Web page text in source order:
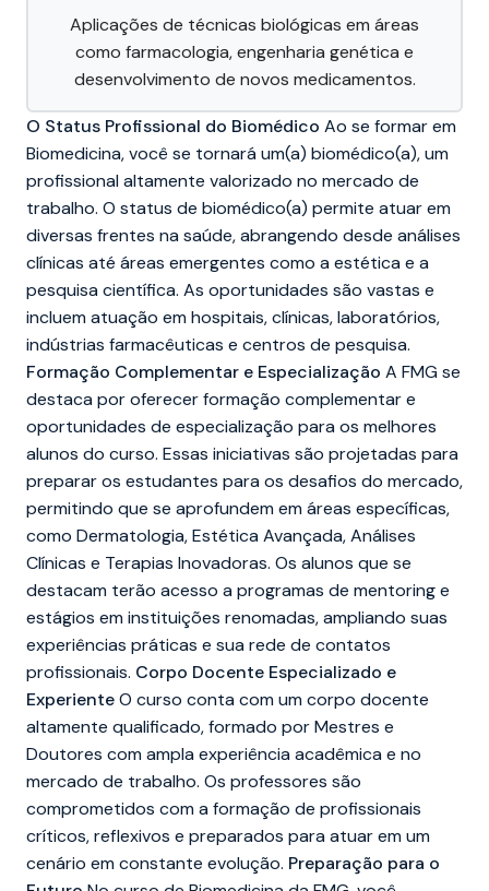
Aplicações de técnicas biológicas em áreas
como farmacologia, engenharia genética e
desenvolvimento de novos medicamentos.
O Status Profissional do Biomédico Ao se formar em
Biomedicina, você se tornará um(a) biomédico(a), um
profissional altamente valorizado no mercado de
trabalho. O status de biomédico(a) permite atuar em
diversas frentes na saúde, abrangendo desde análises
clínicas até áreas emergentes como a estética e a
pesquisa científica. As oportunidades são vastas e
incluem atuação em hospitais, clínicas, laboratórios,
indústrias farmacêuticas e centros de pesquisa.
Formação Complementar e Especialização A FMG se
destaca por oferecer formação complementar e
oportunidades de especialização para os melhores
alunos do curso. Essas iniciativas são projetadas para
preparar os estudantes para os desafios do mercado,
permitindo que se aprofundem em áreas específicas,
como Dermatologia, Estética Avançada, Análises
Clínicas e Terapias Inovadoras. Os alunos que se
destacam terão acesso a programas de mentoring e
estágios em instituições renomadas, ampliando suas
experiências práticas e sua rede de contatos
profissionais. Corpo Docente Especializado e
ExperienteO curso conta com um corpo docente
altamente qualificado, formado por Mestres e
Doutores com ampla experiência acadêmica e no
mercado de trabalho. Os professores são
comprometidos com a formação de profissionais
críticos, reflexivos e preparados para atuar em um
cenário em constante evolução. Preparação para o